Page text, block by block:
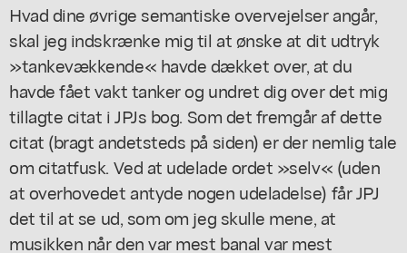
Hvad dine øvrige semantiske overvejelser angår,
skal jeg indskrænke mig til at ønske at dit udtryk
»tankevækkende« havde dækket over, at du
havde fået vakt tanker og undret dig over det mig
tillagte citat i JPJs bog. Som det fremgår af dette
citat (bragt andetsteds på siden) er der nemlig tale
om citatfusk. Ved at udelade ordet »selv« (uden
at overhovedet antyde nogen udeladelse) får JPJ
det til at se ud, som om jeg skulle mene, at
musikken når den var mest banal var mest